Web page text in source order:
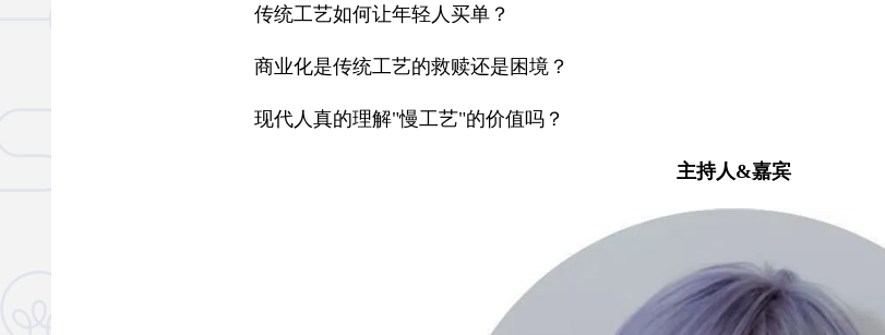
传统工艺如何让年轻人买单？
商业化是传统工艺的救赎还是困境？
现代人真的理解"慢工艺"的价值吗？
主持人&嘉宾